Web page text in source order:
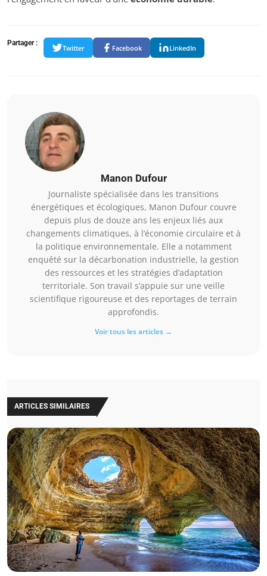
Partager :
Twitter Facebook LinkedIn
Manon Dufour
Journaliste spécialisée dans les transitions
énergétiques et écologiques, Manon Dufour couvre
depuis plus de douze ans les enjeux liés aux
changements climatiques, à l’économie circulaire et à
la politique environnementale. Elle a notamment
enquêté sur la décarbonation industrielle, la gestion
des ressources et les stratégies d’adaptation
territoriale. Son travail s’appuie sur une veille
scientifique rigoureuse et des reportages de terrain
approfondis.
Voir tous les articles →
ARTICLES SIMILAIRES